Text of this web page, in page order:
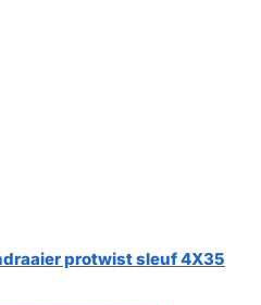
protwist sleuf 4X35